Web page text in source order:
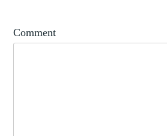
Comment